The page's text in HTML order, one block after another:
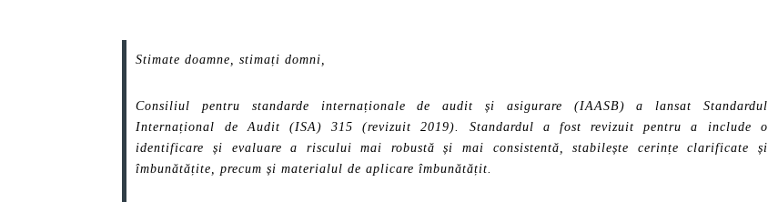
Stimate doamne, stimați domni,
Consiliul pentru standarde internaționale de audit și asigurare (IAASB) a lansat Standardul
Internațional de Audit (ISA) 315 (revizuit 2019). Standardul a fost revizuit pentru a include o
identificare și evaluare a riscului mai robustă și mai consistentă, stabilește cerințe clarificate și
îmbunătățite, precum și materialul de aplicare îmbunătățit.